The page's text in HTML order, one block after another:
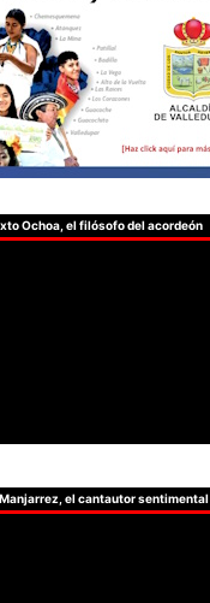
Ochoa, el filósofo del acordeón
el cantautor sentimental